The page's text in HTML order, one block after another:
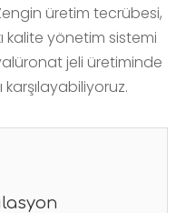
üretim tecrübesi,
kalite yönetim sistemi
jeli üretiminde